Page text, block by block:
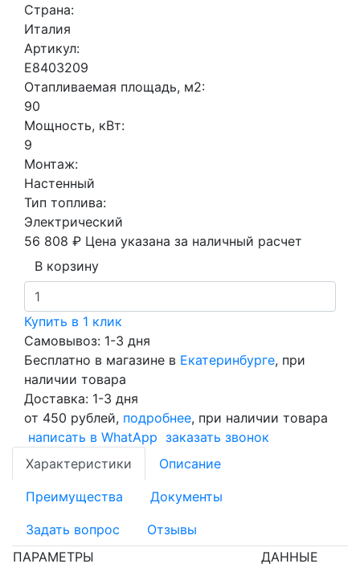
Страна:
Италия
Артикул:
E8403209
Отапливаемая площадь, м2:
90
Мощность, кВт:
9
Монтаж:
Настенный
Тип топлива:
Электрический
56 808 ₽ Цена указана за наличный расчет
В корзину
Купить в 1 клик
Самовывоз: 1-3 дня
Бесплатно в магазине в Екатеринбурге, при
наличии товара
Доставка: 1-3 дня
от 450 рублей, подробнее, при наличии товара
написать в WhatApp заказать звонок
Характеристики
Описание
Преимущества Документы
Задать вопрос
Отзывы
ПАРАМЕТРЫ
ДАННЫЕ